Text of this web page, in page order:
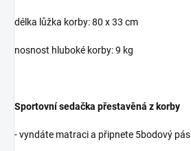
délka lůžka korby: 80 x 33 cm
nosnost hluboké korby: 9 kg
Sportovní sedačka přestavěná z korby
- vyndáte matraci a připnete 5bodový